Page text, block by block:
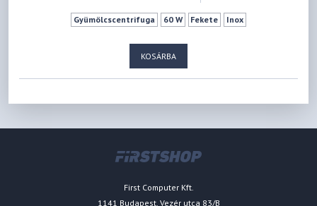
Gyümölcscentrifuga 60 W Fekete Inox
KOSÁRBA
First Computer Kft.
1141 Budapest, Vezér utca 83/B